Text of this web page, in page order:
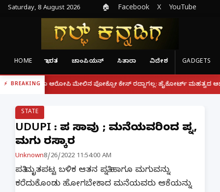
Saturday, 8 August 2026 🏠 Facebook X YouTube
HOME ಭಾರತ ಚಾಂಪಿಯನ್ ಸಿತಾರಾ ವಿದೇಶ GADGETS
BREAKING
ಮೇಲಿನ ಪೋಕ್ಸೋ ಕೇಸ್ ರದ್ದಾಗಲ್ಲ: ಹೈಕೋರ್ಟ್ ಮಹತ್ವದ ಆದೇಶ | ಫೋನ್
STATE
UDUPI : ಪತಿ ಸಾವು ; ಮನೆಯವರಿಂದ ಪತ್ನಿ,
ಮಗು ತಿರಸ್ಕಾರ
Unknown8/26/2022 11:54:00 AM
ಪತಿ ಮೃತಪಟ್ಟ ಬಳಿಕ ಆತನ ಪತ್ನಿ ಹಾಗೂ ಮಗುವನ್ನು
ಕರೆದುಕೊಂಡು ‌ಹೋಗಬೇಕಾದ ಮನೆಯವರು ಆಕೆಯನ್ನು